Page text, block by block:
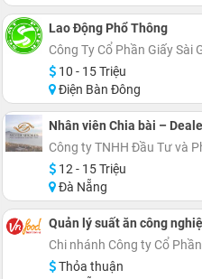
Lao Động Phổ Thông
Công Ty Cổ Phần Giấy Sài
10 - 15 Triệu
Điện Bàn Đông
Nhân viên Chia bài –
Công ty TNHH Đầu Tư và
12 - 15 Triệu
Đà Nẵng
Quản lý suất ăn công
Chi nhánh Công ty Cổ
Thỏa thuận